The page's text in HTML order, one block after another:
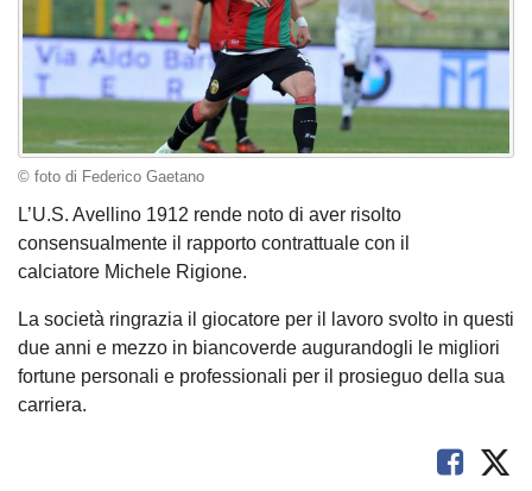
© foto di Federico Gaetano
L’U.S. Avellino 1912 rende noto di aver risolto
consensualmente il rapporto contrattuale con il
calciatore Michele Rigione.
La società ringrazia il giocatore per il lavoro svolto in questi
due anni e mezzo in biancoverde augurandogli le migliori
fortune personali e professionali per il prosieguo della sua
carriera.